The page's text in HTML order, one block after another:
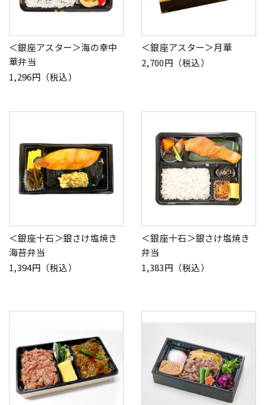
＜銀座アスター＞海の幸中
華弁当
1,296円（税込）
＜銀座アスター＞月華
2,700円（税込）
＜銀座十石＞銀さけ塩焼き
海苔弁当
1,394円（税込）
＜銀座十石＞銀さけ塩焼き
弁当
1,383円（税込）